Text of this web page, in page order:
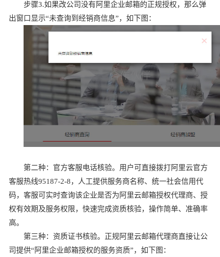
步骤3.如果改公司没有阿里企业邮箱的正规授权，那么弹
出窗口显示“未查询到经销商信息”，如下图：
第二种：官方客服电话核验。用户可直接拨打阿里云官方
客服热线95187-2-8，人工提供服务商名称、统一社会信用代
码，客服可实时查询该企业是否为阿里云邮箱授权代理商、授
权有效期及服务权限，快速完成资质核验，操作简单、准确率
高。
第三种：资质证书核验。正规阿里云邮箱代理商直接让公
司提供“阿里企业邮箱授权的服务资质”，如下图：